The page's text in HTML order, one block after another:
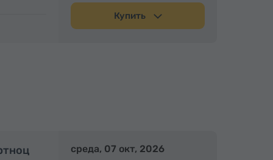
Купить
Полдня среда, 07 окт, 2026